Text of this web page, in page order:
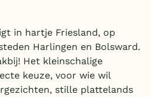
in hartje Friesland, op
Harlingen en Bolsward.
Het kleinschalige
keuze, voor wie wil
stille plattelands